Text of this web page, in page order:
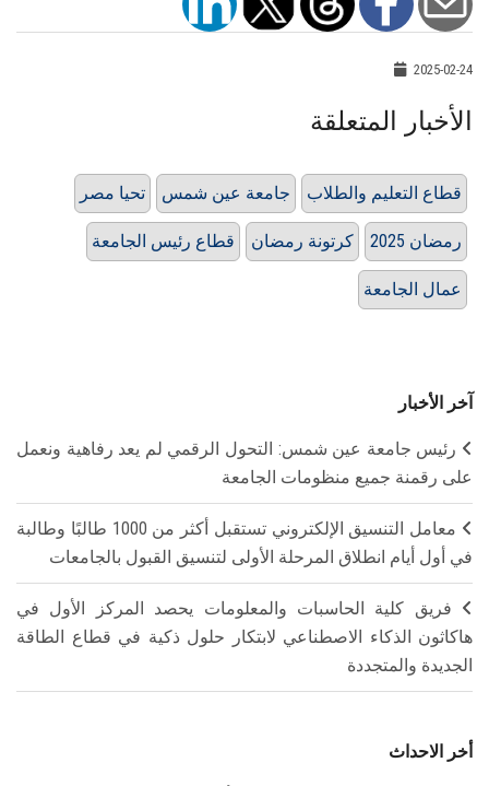
2025-02-24
الأخبار المتعلقة
تحيا مصر جامعة عين شمس قطاع التعليم والطلاب
قطاع رئيس الجامعة كرتونة رمضان رمضان 2025
عمال الجامعة
آخر الأخبار
رئيس جامعة عين شمس: التحول الرقمي لم يعد رفاهية ونعمل
على رقمنة جميع منظومات الجامعة
معامل التنسيق الإلكتروني تستقبل أكثر من 1000 طالبًا وطالبة
في أول أيام انطلاق المرحلة الأولى لتنسيق القبول بالجامعات
فريق كلية الحاسبات والمعلومات يحصد المركز الأول في
هاكاثون الذكاء الاصطناعي لابتكار حلول ذكية في قطاع الطاقة
الجديدة والمتجددة
أخر الاحداث